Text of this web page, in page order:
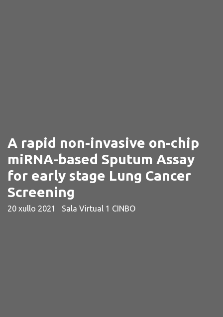
A rapid non-invasive on-chip
miRNA-based Sputum Assay
for early stage Lung Cancer
Screening
20 xullo 2021 Sala Virtual 1 CINBO